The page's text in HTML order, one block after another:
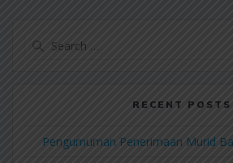
RECENT POSTS
Pengumuman Penerimaan Murid